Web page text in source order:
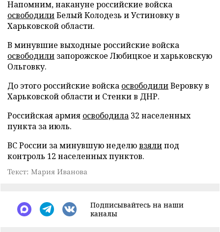
Напомним, накануне российские войска
освободилиБелый Колодезь и Устиновку в
Харьковской области.
В минувшие выходные российские войска
освободили запорожское Любицкое и харьковскую
Ольговку.
До этого российские войска освободилиВеровку в
Харьковской области и Стенки в ДНР.
Российская армия освободила 32 населенных
пункта за июль.
ВС России за минувшую неделювзялипод
контроль 12 населенных пунктов.
Текст: Мария Иванова
Подписывайтесь на наши
каналы